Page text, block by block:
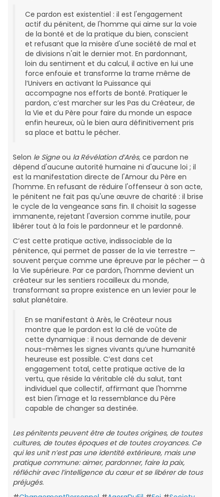
Ce pardon est existentiel : il est l'engagement
actif du pénitent, de l'homme qui aime sur la voie
de la bonté et de la pratique du bien, conscient
et refusant que la misère d'une société de mal et
de divisions n'ait le dernier mot. En pardonnant,
loin du sentiment et du calcul, il active en lui une
force enfouie et transforme la trame même de
l’Univers en activant la Puissance qui
accompagne nos efforts de bonté. Pratiquer le
pardon, c’est marcher sur les Pas du Créateur, de
la Vie et du Père pour faire du monde un espace
enfin heureux, où le bien aura définitivement pris
sa place et battu le pécher.
Selon le Signeou la Révélation d’Arès, ce pardon ne
dépend d'aucune autorité humaine ni d'aucune loi ; il
est la manifestation directe de l'Amour du Père en
l'homme. En refusant de réduire l'offenseur à son acte,
le pénitent ne fait pas qu'une œuvre de charité : il brise
le cycle de la vengeance sans fin. Il choisit la sagesse
immanente, rejetant l'aversion comme inutile, pour
libérer tout à la fois le pardonneur et le pardonné.
C’est cette pratique active, indissociable de la
pénitence, qui permet de passer de la vie terrestre —
souvent perçue comme une épreuve par le pécher — à
la Vie supérieure. Par ce pardon, l'homme devient un
créateur sur les sentiers rocailleux du monde,
transformant sa propre existence en un levier pour le
salut planétaire.
En se manifestant à Arès, le Créateur nous
montre que le pardon est la clé de voûte de
cette dynamique : il nous demande de devenir
nous-mêmes les signes vivants qu’une humanité
heureuse est possible. C’est dans cet
engagement total, cette pratique active de la
vertu, que réside la véritable clé du salut, tant
individuel que collectif, affirmant que l'homme
est bien l'image et la ressemblance du Père
capable de changer sa destinée.
Les pénitents peuvent être de toutes origines, de toutes
cultures, de toutes époques et de toutes croyances. Ce
qui les unit n’est pas une identité extérieure, mais une
pratique commune: aimer, pardonner, faire la paix,
réfléchir avec l’intelligence du cœur et se libérer de tous
préjugés.